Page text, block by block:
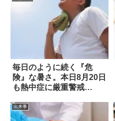
毎日のように続く『危
険』な暑さ。本日8月20日
も熱中症に厳重警戒
出来事